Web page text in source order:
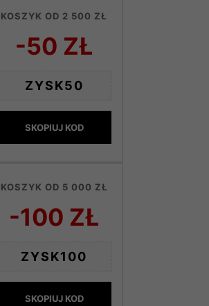
KOSZYK OD 2 500 ZŁ
-50 ZŁ
ZYSK50
SKOPIUJ KOD
KOSZYK OD 5 000 ZŁ
-100 ZŁ
ZYSK100
SKOPIUJ KOD